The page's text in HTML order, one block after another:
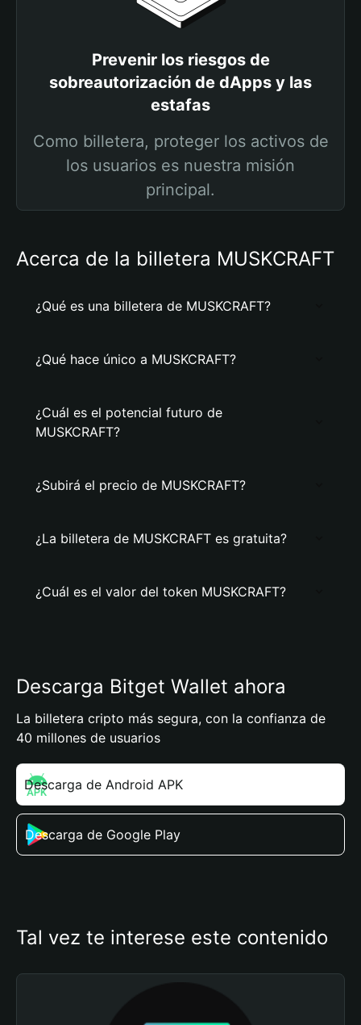
Prevenir los riesgos de
sobreautorización de dApps y las
estafas
Como billetera, proteger los activos de
los usuarios es nuestra misión
principal.
Acerca de la billetera MUSKCRAFT
¿Qué es una billetera de MUSKCRAFT?
¿Qué hace único a MUSKCRAFT?
¿Cuál es el potencial futuro de
MUSKCRAFT?
¿Subirá el precio de MUSKCRAFT?
¿La billetera de MUSKCRAFT es gratuita?
¿Cuál es el valor del token MUSKCRAFT?
Descarga Bitget Wallet ahora
La billetera cripto más segura, con la confianza de
40 millones de usuarios
Descarga de Android APK
Descarga de Google Play
Tal vez te interese este contenido